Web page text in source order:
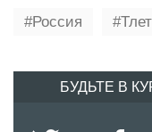
Россия
БУДЬТЕ В